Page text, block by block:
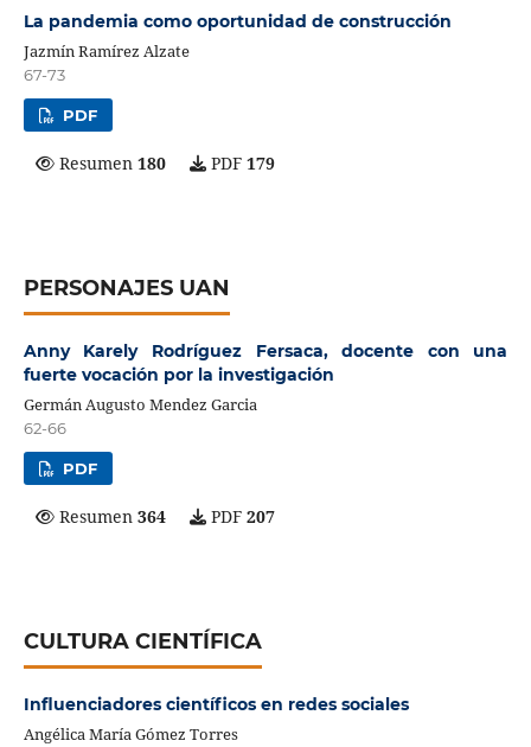
La pandemia como oportunidad de construcción
Jazmín Ramírez Alzate
67-73
PDF
Resumen 180 PDF 179
PERSONAJES UAN
Anny Karely Rodríguez Fersaca, docente con una
fuerte vocación por la investigación
Germán Augusto Mendez Garcia
62-66
PDF
Resumen 364 PDF 207
CULTURA CIENTÍFICA
Influenciadores científicos en redes sociales
Angélica María Gómez Torres